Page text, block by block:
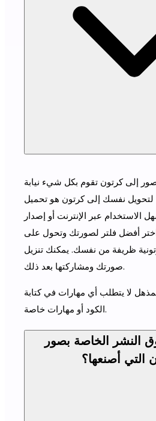
إلى كرتون تقوم بكل شيء نيابة
نفسك إلى كرتون هو تحميل
الاستخدام عبر الإنترنت أو إصدار
أفضل فلتر لصورتك وتحول على
ظريفة من نفسك. يمكنك تنزيل
صورتك ومشاركتها بعد ذلك.
لا يتطلب أي مهارات في كتابة
الكود أو مهارات خاصة.
النشر الخاصة بصور
التي أصنعها؟